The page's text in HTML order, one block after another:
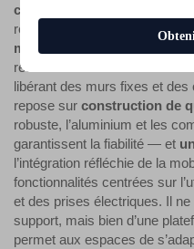
conception intelligente.
réponse directe aux besoins
modernes
, caractérisés par
réussit ainsi
libérant des murs fixes et
repose sur construction de
robuste, l’aluminium et les
garantissent la fiabilité — et
l’intégration réfléchie de la
fonctionnalités centrées sur
et des prises électriques. Il ne
support, mais bien d’une
permet aux espaces de